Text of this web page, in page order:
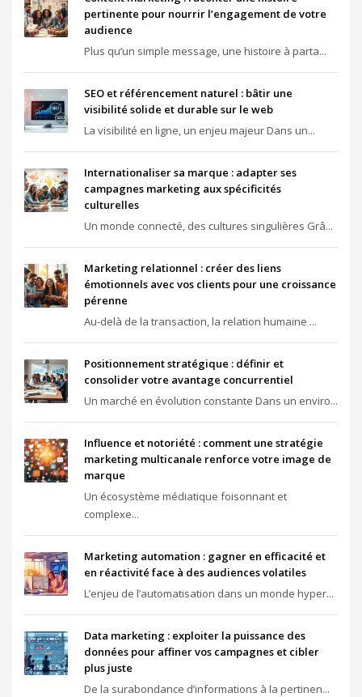
pertinente pour nourrir l’engagement de votre
audience
Plus qu’un simple message, une histoire à parta...
SEO et référencement naturel : bâtir une
visibilité solide et durable sur le web
La visibilité en ligne, un enjeu majeur Dans un...
Internationaliser sa marque : adapter ses
campagnes marketing aux spécificités
culturelles
Un monde connecté, des cultures singulières Grâ...
Marketing relationnel : créer des liens
émotionnels avec vos clients pour une croissance
pérenne
Au-delà de la transaction, la relation humaine ...
Positionnement stratégique : définir et
consolider votre avantage concurrentiel
Un marché en évolution constante Dans un enviro...
Influence et notoriété : comment une stratégie
marketing multicanale renforce votre image de
marque
Un écosystème médiatique foisonnant et
complexe...
Marketing automation : gagner en efficacité et
en réactivité face à des audiences volatiles
L’enjeu de l’automatisation dans un monde hyper...
Data marketing : exploiter la puissance des
données pour affiner vos campagnes et cibler
plus juste
De la surabondance d’informations à la pertinen...